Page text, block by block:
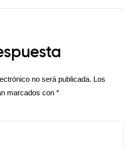
no será publicada. Los
marcados con *